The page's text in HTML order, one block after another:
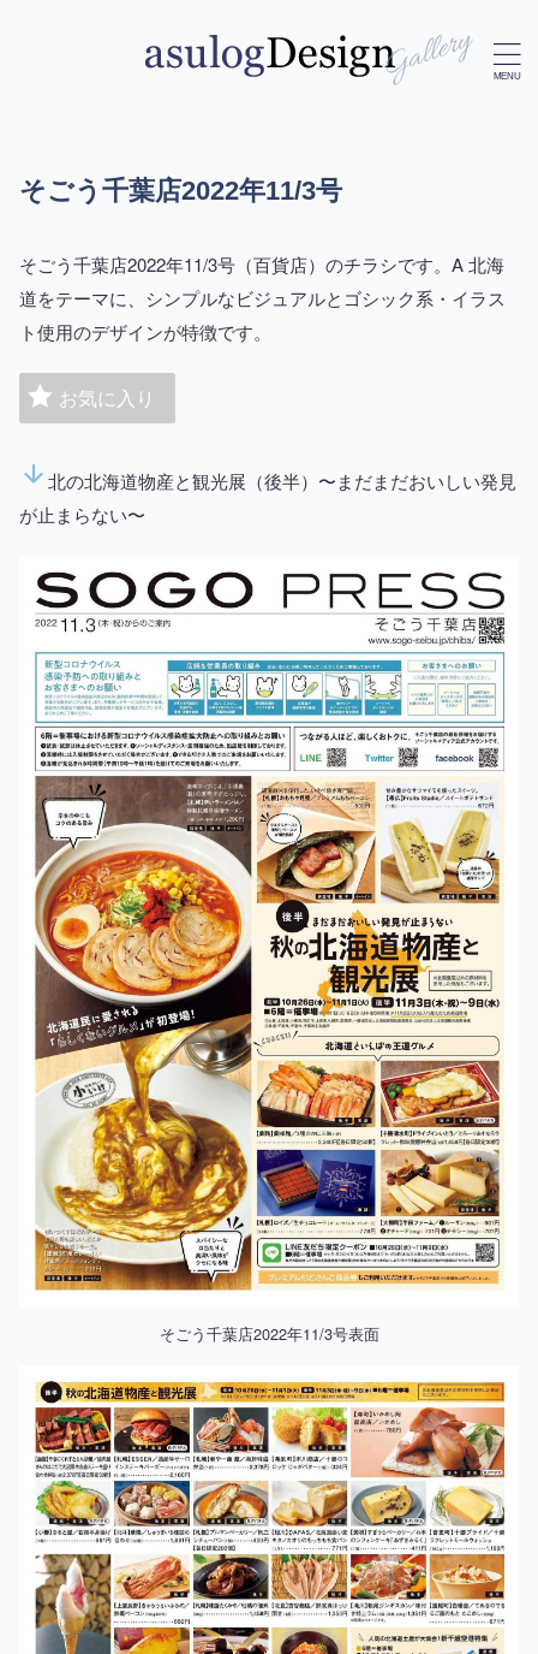
そごう千葉店2022年11/3号
そごう千葉店2022年11/3号（百貨店）のチラシです。A 北海
道をテーマに、シンプルなビジュアルとゴシック系・イラス
ト使用のデザインが特徴です。
お気に入り
arrow_downward北の北海道物産と観光展（後半）〜まだまだおいしい発見
が止まらない〜
そごう千葉店2022年11/3号表面